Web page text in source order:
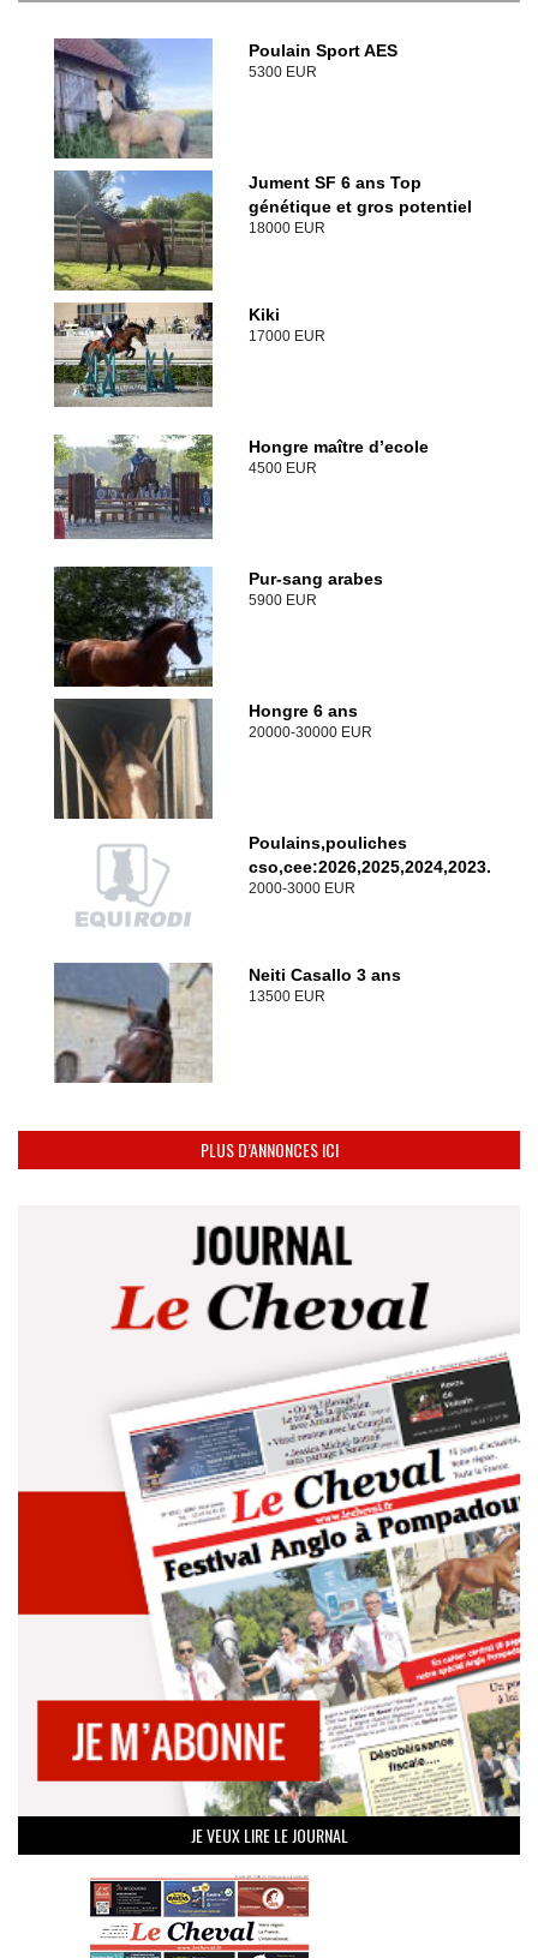
Poulain Sport AES
5300 EUR
Jument SF 6 ans Top
génétique et gros potentiel
18000 EUR
Kiki
17000 EUR
Hongre maître d’ecole
4500 EUR
Pur-sang arabes
5900 EUR
Hongre 6 ans
20000-30000 EUR
Poulains,pouliches
cso,cee:2026,2025,2024,2023.
2000-3000 EUR
Neiti Casallo 3 ans
13500 EUR
PLUS D’ANNONCES ICI
JE VEUX LIRE LE JOURNAL